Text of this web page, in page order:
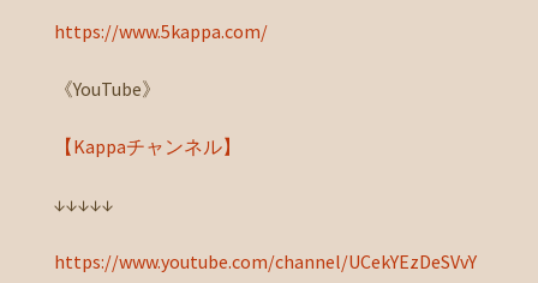
https://www.5kappa.com/
《YouTube》
【Kappaチャンネル】
↓↓↓↓↓
https://www.youtube.com/channel/UCekYEzDeSVvY